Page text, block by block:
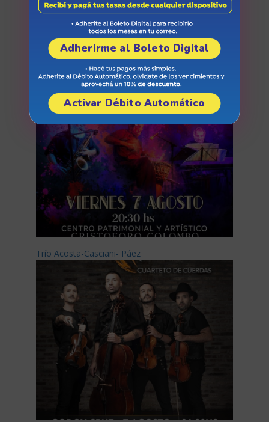
Arizu Vibras
Trío Acosta-Casciani- Páez
Adherirme al Boleto Digital
Activar Débito Automático